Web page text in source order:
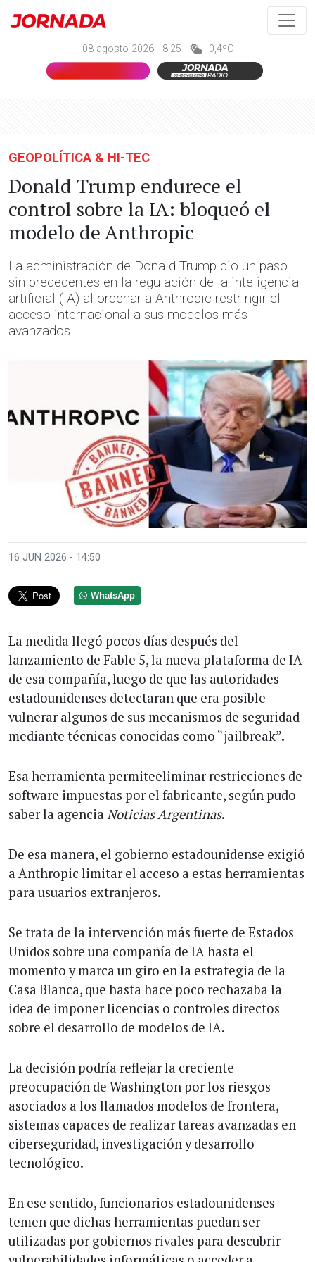
08 agosto 2026 - 8:25 - -0,4ºC
GEOPOLÍTICA & HI-TEC
Donald Trump endurece el
control sobre la IA: bloqueó el
modelo de Anthropic
La administración de Donald Trump dio un paso
sin precedentes en la regulación de la inteligencia
artificial (IA) al ordenar a Anthropic restringir el
acceso internacional a sus modelos más
avanzados.
16 JUN 2026 - 14:50
WhatsApp
La medida llegó pocos días después del
lanzamiento de Fable 5, la nueva plataforma de IA
de esa compañía, luego de que las autoridades
estadounidenses detectaran que era posible
vulnerar algunos de sus mecanismos de seguridad
mediante técnicas conocidas como “jailbreak”.
Esa herramienta permiteeliminar restricciones de
software impuestas por el fabricante, según pudo
saber la agencia Noticias Argentinas.
De esa manera, el gobierno estadounidense exigió
a Anthropic limitar el acceso a estas herramientas
para usuarios extranjeros.
Se trata de la intervención más fuerte de Estados
Unidos sobre una compañía de IA hasta el
momento y marca un giro en la estrategia de la
Casa Blanca, que hasta hace poco rechazaba la
idea de imponer licencias o controles directos
sobre el desarrollo de modelos de IA.
La decisión podría reflejar la creciente
preocupación de Washington por los riesgos
asociados a los llamados modelos de frontera,
sistemas capaces de realizar tareas avanzadas en
ciberseguridad, investigación y desarrollo
tecnológico.
En ese sentido, funcionarios estadounidenses
temen que dichas herramientas puedan ser
utilizadas por gobiernos rivales para descubrir